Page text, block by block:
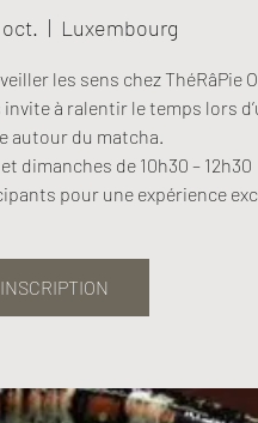
oct.
  |
Luxembourg
les sens chez ThéRâPie
à ralentir le temps lors
autour du matcha.
dimanches de 10h30 – 12h30
pour une expérience
INSCRIPTION